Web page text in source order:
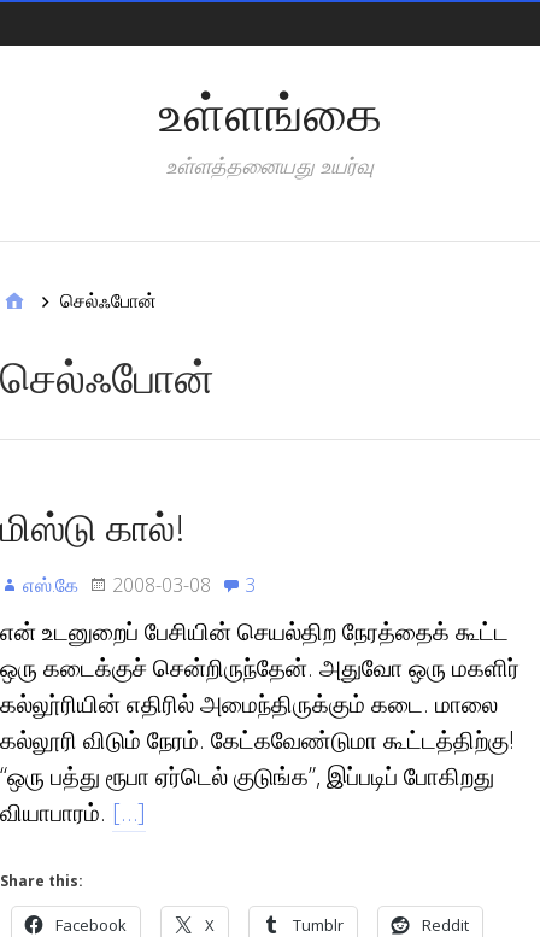
உள்ளங்கை
உள்ளத்தனையது உயர்வு
செல்ஃபோன்
செல்ஃபோன்
மிஸ்டு கால்!
எஸ்.கே 2008-03-08 3
என் உடனுறைப் பேசியின் செயல்திற நேரத்தைக் கூட்ட
ஒரு கடைக்குச் சென்றிருந்தேன். அதுவோ ஒரு மகளிர்
கல்லூ்ரியின் எதிரில் அமைந்திருக்கும் கடை. மாலை
கல்லூரி விடும் நேரம். கேட்கவேண்டுமா கூட்டத்திற்கு!
“ஒரு பத்து ரூபா ஏர்டெல் குடுங்க”, இப்படிப் போகிறது
வியாபாரம். […]
Share this:
Facebook X Tumblr Reddit